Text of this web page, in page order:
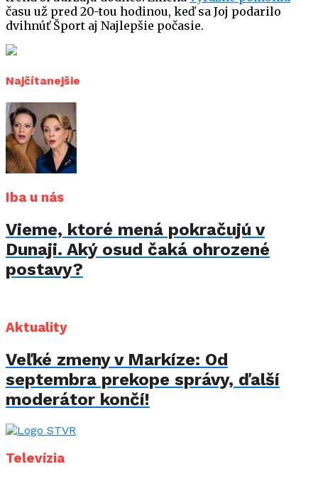
času už pred 20-tou hodinou, keď sa Joj podarilo
dvihnúť Šport aj Najlepšie počasie.
Najčítanejšie
Iba u nás
Vieme, ktoré mená pokračujú v
Dunaji. Aký osud čaká ohrozené
postavy?
Aktuality
Veľké zmeny v Markíze: Od
septembra prekope správy, ďalší
moderátor končí!
Televízia